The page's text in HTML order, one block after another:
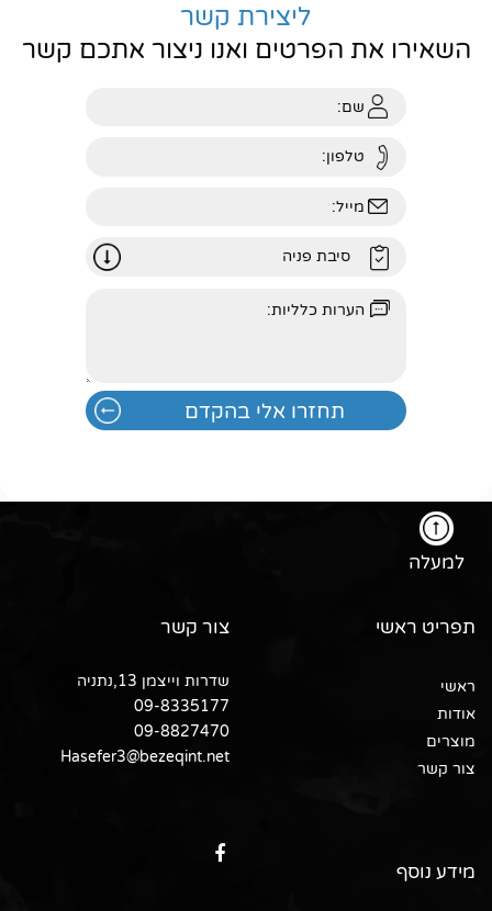
ליצירת קשר
השאירו את הפרטים ואנו ניצור אתכם קשר
למעלה
תפריט ראשי
ראשי
אודות
מוצרים
צור קשר
מידע נוסף
צור קשר
שדרות וייצמן 13,נתניה
09-8335177
09-8827470
Hasefer3@bezeqint.net